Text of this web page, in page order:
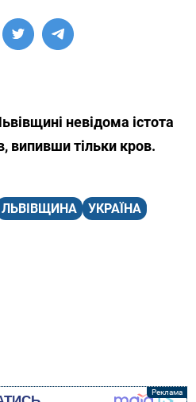
невідома істота
випивши тільки кров.
ЛЬВІВЩИНА УКРАЇНА